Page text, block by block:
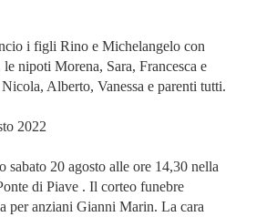
i figli Rino e Michelangelo con
nipoti Morena, Sara, Francesca e
Alberto, Vanessa e parenti tutti.
2022
sabato 20 agosto alle ore 14,30 nella
di Piave . Il corteo funebre
per anziani Gianni Marin. La cara